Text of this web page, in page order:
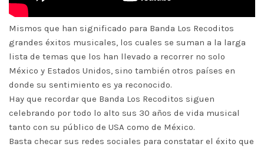
Mismos que han significado para Banda Los Recoditos
grandes éxitos musicales, los cuales se suman a la larga
lista de temas que los han llevado a recorrer no solo
México y Estados Unidos, sino también otros países en
donde su sentimiento es ya reconocido.
Hay que recordar que Banda Los Recoditos siguen
celebrando por todo lo alto sus 30 años de vida musical
tanto con su público de USA como de México.
Basta checar sus redes sociales para constatar el éxito que